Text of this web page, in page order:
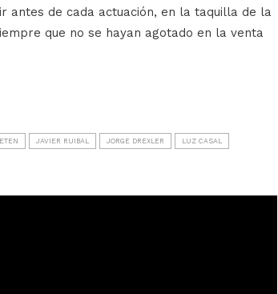
antes de cada actuación, en la taquilla de la
que no se hayan agotado en la venta
JAVIER RUIBAL JORGE DREXLER LUZ CASAL